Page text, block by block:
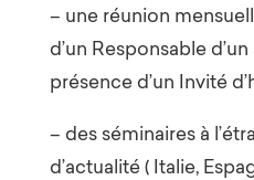
– une réunion
d’un Responsable
présence d’un Invité
– des séminaires à
d’actualité ( Italie,